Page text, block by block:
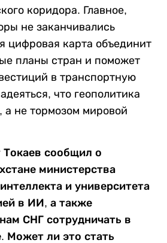
коридора. Главное,
не заканчивались
цифровая карта объединит
планы стран и поможет
в транспортную
что геополитика
а не тормозом мировой
сообщил о
министерства
и университета
в ИИ, а также
СНГ сотрудничать в
Может ли это стать